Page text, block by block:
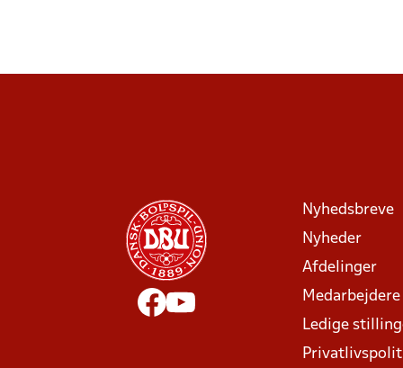
Nyhedsbreve
Nyheder
Afdelinger
Medarbejdere
Ledige